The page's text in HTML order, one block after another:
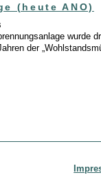
(heute ANO)
wurde
der